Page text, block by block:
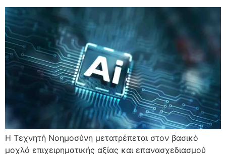
Η Τεχνητή Νοημοσύνη μετατρέπεται στον βασικό
μοχλό επιχειρηματικής αξίας και επανασχεδιασμού